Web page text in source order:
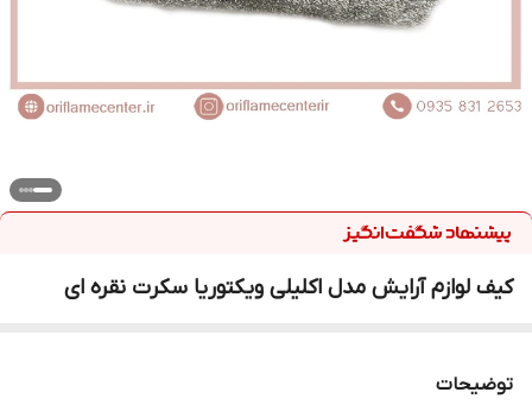
کیف لوازم آرایش مدل اکلیلی ویکتوریا سکرت نقره ای
توضیحات